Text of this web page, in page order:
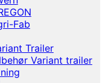
Fab
Trailer
Variant trailer